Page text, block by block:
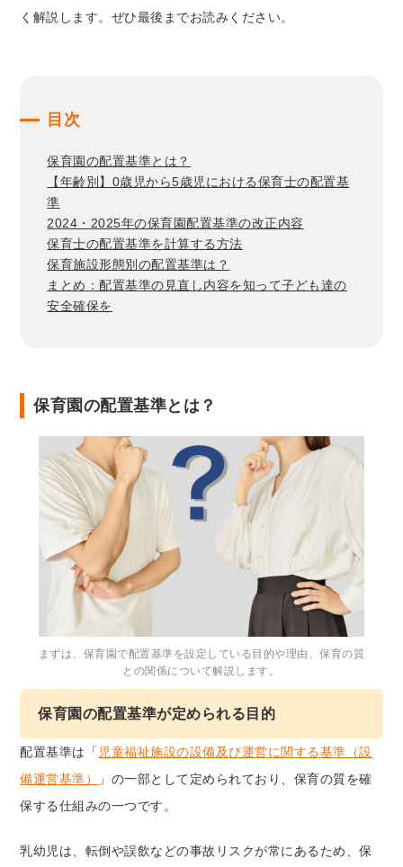
く解説します。ぜひ最後までお読みください。
目次
保育園の配置基準とは？
【年齢別】0歳児から5歳児における保育士の配置基
準
2024・2025年の保育園配置基準の改正内容
保育士の配置基準を計算する方法
保育施設形態別の配置基準は？
まとめ：配置基準の見直し内容を知って子ども達の
安全確保を
保育園の配置基準とは？
まずは、保育園で配置基準を設定している目的や理由、保育の質
との関係について解説します。
保育園の配置基準が定められる目的
配置基準は「 児童福祉施設の設備及び運営に関する基準（設
備運営基準）
」の一部として定められており、保育の質を確
保する仕組みの一つです。
乳幼児は、転倒や誤飲などの事故リスクが常にあるため、保